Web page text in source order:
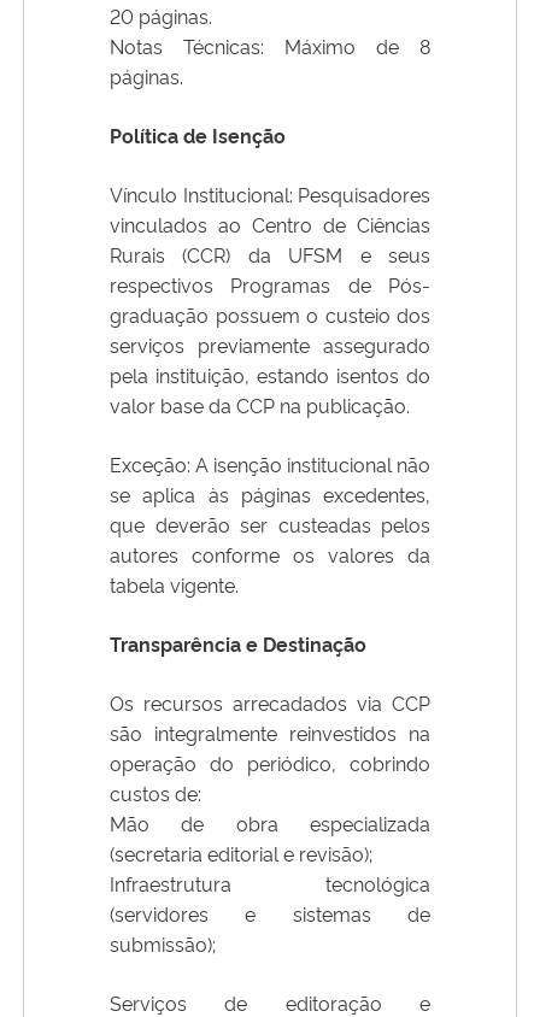
20 páginas.
Notas Técnicas: Máximo de 8
páginas.
Política de Isenção
Vínculo Institucional: Pesquisadores
vinculados ao Centro de Ciências
Rurais (CCR) da UFSM e seus
respectivos Programas de Pós-
graduação possuem o custeio dos
serviços previamente assegurado
pela instituição, estando isentos do
valor base da CCP na publicação.
Exceção: A isenção institucional não
se aplica às páginas excedentes,
que deverão ser custeadas pelos
autores conforme os valores da
tabela vigente.
Transparência e Destinação
Os recursos arrecadados via CCP
são integralmente reinvestidos na
operação do periódico, cobrindo
custos de:
Mão de obra especializada
(secretaria editorial e revisão);
Infraestrutura tecnológica
(servidores e sistemas de
submissão);
Serviços de editoração e